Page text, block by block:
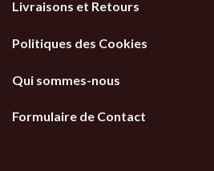
Livraisons et Retours
Politiques des Cookies
Qui sommes-nous
Formulaire de Contact